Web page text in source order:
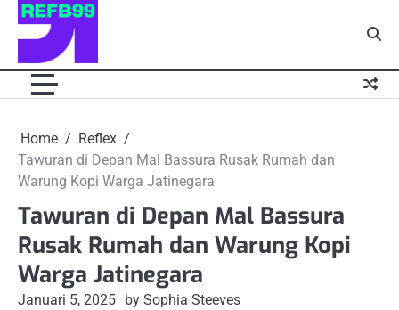
Skip
Home
Reflex
Tawuran di Depan Mal Bassura Rusak Rumah dan
Warung Kopi Warga Jatinegara
Tawuran di Depan Mal Bassura
Rusak Rumah dan Warung Kopi
Warga Jatinegara
Januari 5, 2025 by Sophia Steeves